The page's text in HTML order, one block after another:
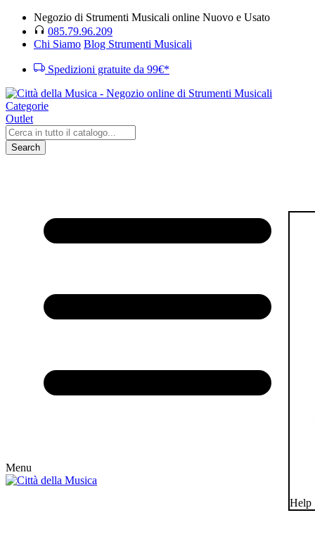
Negozio di Strumenti Musicali online Nuovo e Usato
085.79.96.209
Chi Siamo Blog Strumenti Musicali
Spedizioni gratuite da 99€*
Categorie
Outlet
Search
Menu
Help